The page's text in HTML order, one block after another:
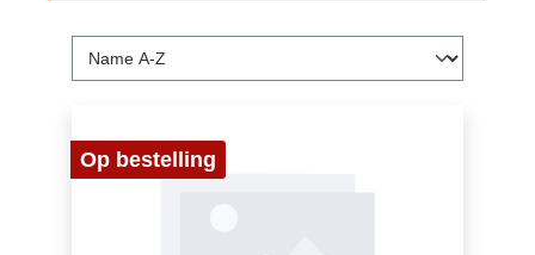
Op bestelling